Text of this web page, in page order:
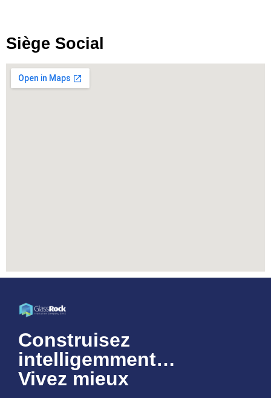
Siège Social
Construisez
intelligemment…
Vivez mieux